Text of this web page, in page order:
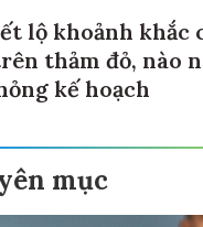
lộ khoảnh khắc
thảm đỏ, nào
kế hoạch
mục